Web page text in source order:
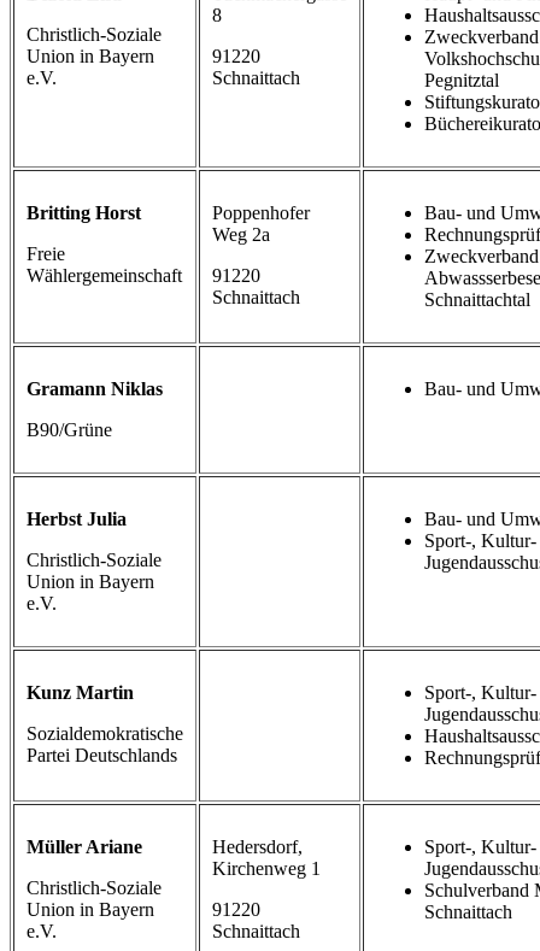
Christlich-Soziale
Union in Bayern
e.V.
8
91220
Schnaittach
Zweckverband
Pegnitztal
Britting Horst
Freie
Wählergemeinschaft
Poppenhofer
Weg 2a
91220
Schnaittach
Bau- und
Schnaittachtal
Gramann Niklas
B90/Grüne
Bau- und
Herbst Julia
Christlich-Soziale
Union in Bayern
e.V.
Bau- und
Sport-, Kultur-
Kunz Martin
Sozialdemokratische
Partei Deutschlands
Sport-, Kultur-
Müller Ariane
Christlich-Soziale
Union in Bayern
e.V.
Hedersdorf,
Kirchenweg 1
91220
Schnaittach
Sport-, Kultur-
Schulverband
Schnaittach